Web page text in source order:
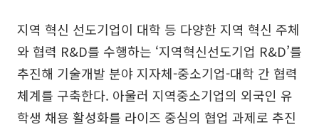
지역 혁신 선도기업이 대학 등 다양한 지역 혁신 주체
와 협력 R&D를 수행하는 ‘지역혁신선도기업 R&D’를
추진해 기술개발 분야 지자체-중소기업-대학 간 협력
체계를 구축한다. 아울러 지역중소기업의 외국인 유
학생 채용 활성화를 라이즈 중심의 협업 과제로 추진